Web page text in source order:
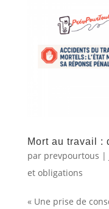
Mort au travail :
par prevpourtous |
et obligations
« Une prise de